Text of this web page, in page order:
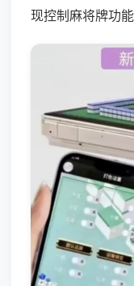
现控制麻将牌功